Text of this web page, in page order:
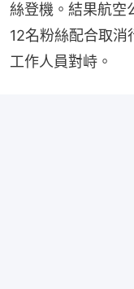
絲登機。結果航空
12名粉絲配合取消
工作人員對峙。